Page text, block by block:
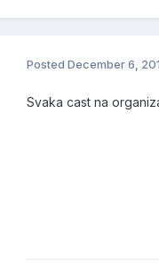
Posted December 6,
Svaka cast na